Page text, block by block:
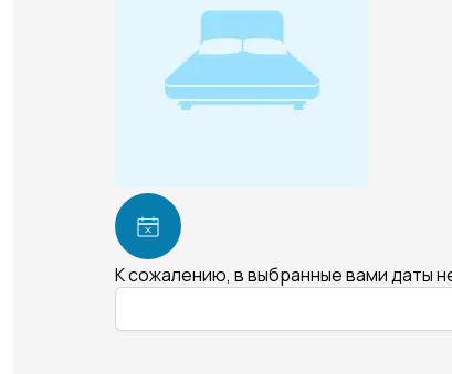
К сожалению, в выбранные вами даты